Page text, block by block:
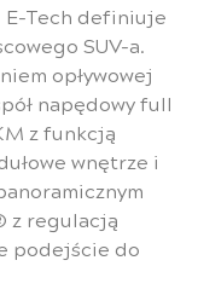
E-Tech definiuje
SUV-a.
opływowej
napędowy full
z funkcją
wnętrze i
z regulacją
podejście do